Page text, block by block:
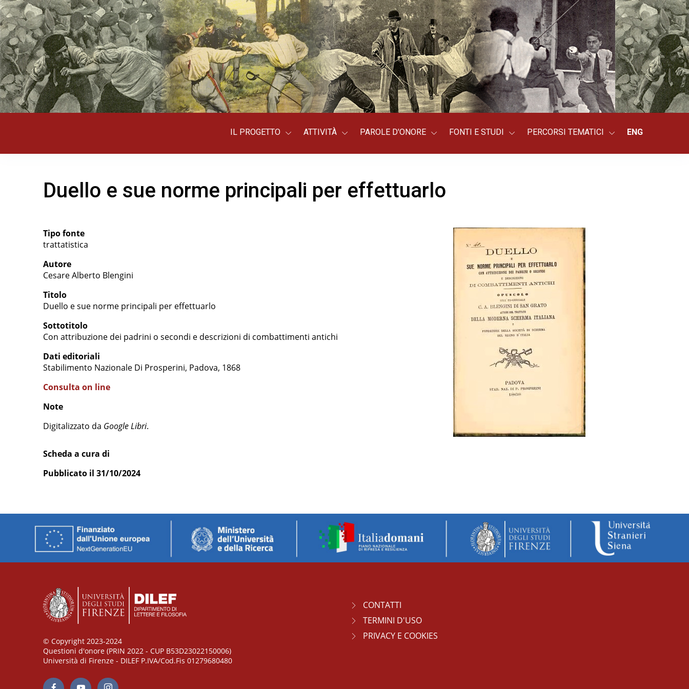
IL PROGETTO ATTIVITÀ PAROLE D'ONORE FONTI E STUDI PERCORSI TEMATICI ENG
Duello e sue norme principali per effettuarlo
Tipo fonte
trattatistica
Autore
Cesare Alberto Blengini
Titolo
Duello e sue norme principali per effettuarlo
Sottotitolo
Con attribuzione dei padrini o secondi e descrizioni di combattimenti antichi
Dati editoriali
Stabilimento Nazionale Di Prosperini, Padova, 1868
Consulta on line
Note
Digitalizzato da Google Libri.
Scheda a cura di
Pubblicato il 31/10/2024
© Copyright 2023-2024
Questioni d'onore (PRIN 2022 - CUP B53D23022150006)
Università di Firenze - DILEF P.IVA/Cod.Fis 01279680480
CONTATTI
TERMINI D'USO
PRIVACY E COOKIES